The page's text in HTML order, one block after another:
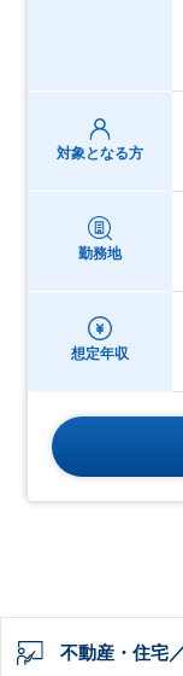
対象となる方
勤務地
想定年収
不動産・住宅